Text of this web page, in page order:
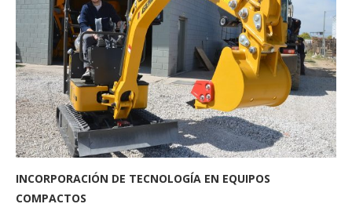
INCORPORACIÓN DE TECNOLOGÍA EN EQUIPOS
COMPACTOS